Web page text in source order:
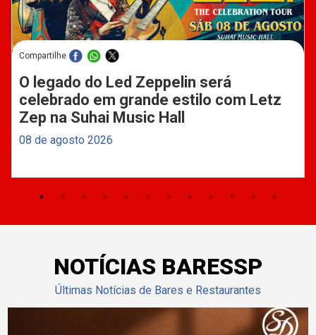
Compartilhe
O legado do Led Zeppelin será
celebrado em grande estilo com Letz
Zep na Suhai Music Hall
08 de agosto 2026
NOTÍCIAS BARESSP
Últimas Notícias de Bares e Restaurantes